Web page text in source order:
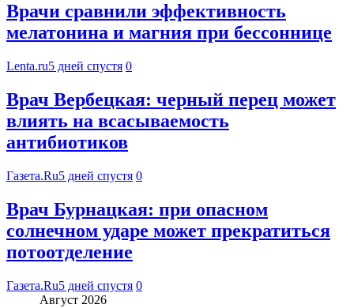
Врачи сравнили эффективность
мелатонина и магния при бессоннице
Lenta.ru5 дней спустя 0
Врач Вербецкая: черный перец может
влиять на всасываемость
антибиотиков
Газета.Ru5 дней спустя 0
Врач Бурнацкая: при опасном
солнечном ударе может прекратиться
потоотделение
Газета.Ru5 дней спустя 0
Август 2026